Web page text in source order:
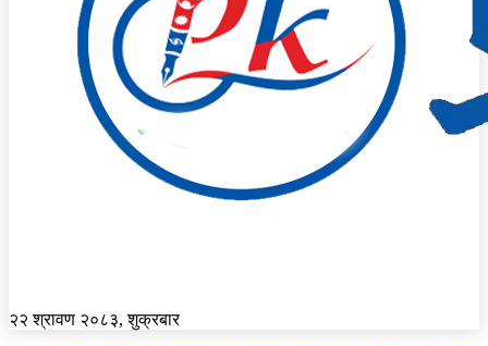
२२ श्रावण २०८३, शुक्रबार